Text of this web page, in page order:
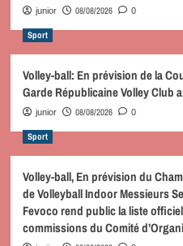
junior 08/08/2026 0
Sport
Volley-ball: En prévision de la
Garde Républicaine Volley Club
junior 08/08/2026 0
Sport
Volley-ball, En prévision du
de Volleyball Indoor Messieurs
Fevoco rend public la liste
commissions du Comité